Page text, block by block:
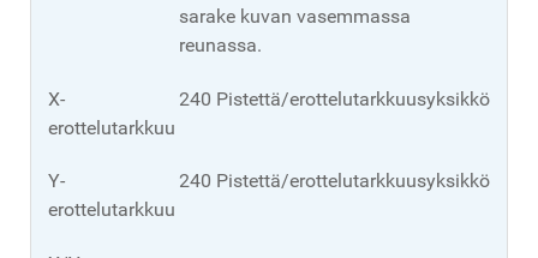
sarake kuvan vasemmassa
reunassa.
X-
erottelutarkkuus
240 Pistettä/erottelutarkkuusyksikkö
Y-
erottelutarkkuus
240 Pistettä/erottelutarkkuusyksikkö